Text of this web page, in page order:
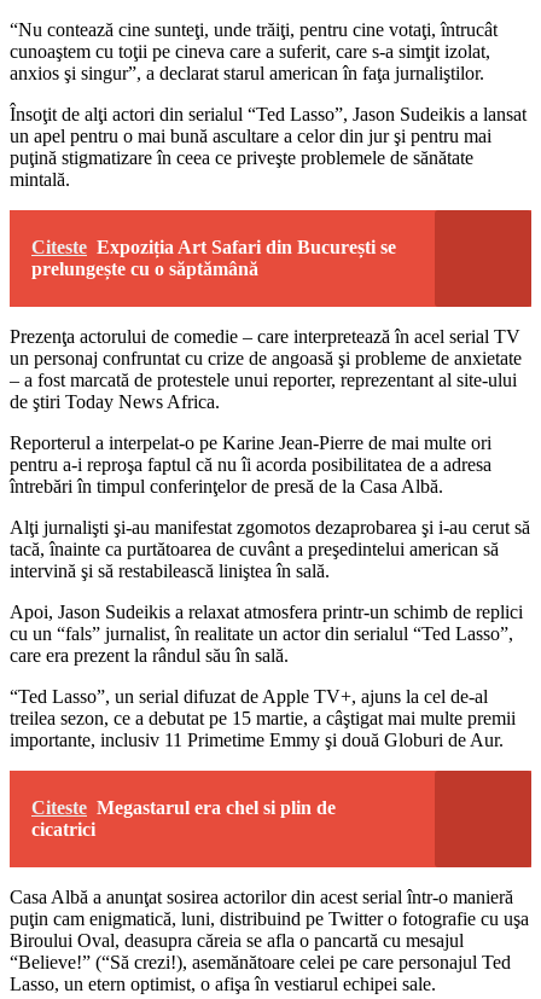
“Nu contează cine sunteţi, unde trăiţi, pentru cine votaţi, întrucât
cunoaştem cu toţii pe cineva care a suferit, care s-a simţit izolat,
anxios şi singur”, a declarat starul american în faţa jurnaliştilor.
Însoţit de alţi actori din serialul “Ted Lasso”, Jason Sudeikis a lansat
un apel pentru o mai bună ascultare a celor din jur şi pentru mai
puţină stigmatizare în ceea ce priveşte problemele de sănătate
mintală.
Citeste Expoziția Art Safari din București se
prelungește cu o săptămână
Prezenţa actorului de comedie – care interpretează în acel serial TV
un personaj confruntat cu crize de angoasă şi probleme de anxietate
– a fost marcată de protestele unui reporter, reprezentant al site-ului
de ştiri Today News Africa.
Reporterul a interpelat-o pe Karine Jean-Pierre de mai multe ori
pentru a-i reproşa faptul că nu îi acorda posibilitatea de a adresa
întrebări în timpul conferinţelor de presă de la Casa Albă.
Alţi jurnalişti şi-au manifestat zgomotos dezaprobarea şi i-au cerut să
tacă, înainte ca purtătoarea de cuvânt a preşedintelui american să
intervină şi să restabilească liniştea în sală.
Apoi, Jason Sudeikis a relaxat atmosfera printr-un schimb de replici
cu un “fals” jurnalist, în realitate un actor din serialul “Ted Lasso”,
care era prezent la rândul său în sală.
“Ted Lasso”, un serial difuzat de Apple TV+, ajuns la cel de-al
treilea sezon, ce a debutat pe 15 martie, a câştigat mai multe premii
importante, inclusiv 11 Primetime Emmy şi două Globuri de Aur.
Citeste Megastarul era chel si plin de
cicatrici
Casa Albă a anunţat sosirea actorilor din acest serial într-o manieră
puţin cam enigmatică, luni, distribuind pe Twitter o fotografie cu uşa
Biroului Oval, deasupra căreia se afla o pancartă cu mesajul
“Believe!” (“Să crezi!), asemănătoare celei pe care personajul Ted
Lasso, un etern optimist, o afişa în vestiarul echipei sale.